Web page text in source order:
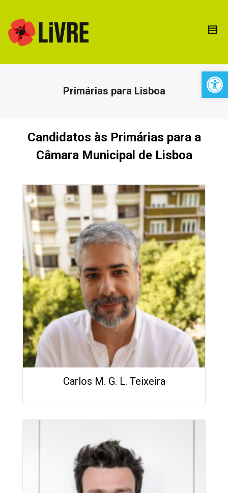
Primárias para Lisboa
Candidatos às Primárias para a
Câmara Municipal de Lisboa
Carlos M. G. L. Teixeira